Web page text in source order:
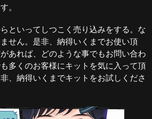
。
といってしつこく売り込みをする。な
せん。是非、納得いくまでお使い頂
あれば、どのような事でもお問い合わ
多くのお客様にキットを気に入って頂
、納得いくまでキットをお試しくださ